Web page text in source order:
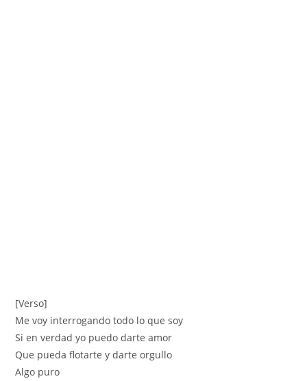
[Verso]
Me voy interrogando todo lo que soy
Si en verdad yo puedo darte amor
Que pueda flotarte y darte orgullo
Algo puro